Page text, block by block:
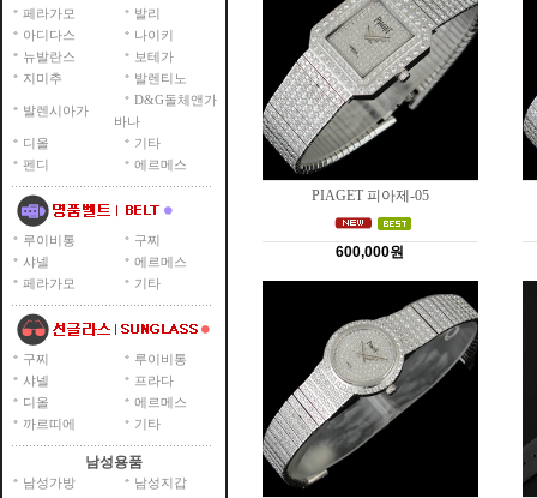
페라가모
발리
아디다스
나이키
뉴발란스
보테가
지미추
발렌티노
발렌시아가
D&G돌체앤가
바나
디올
기타
펜디
에르메스
루이비통
구찌
샤넬
에르메스
페라가모
기타
구찌
루이비통
샤넬
프라다
디올
에르메스
까르띠에
기타
남성용품
남성가방 남성지갑
PIAGET 피아제-05
600,000원